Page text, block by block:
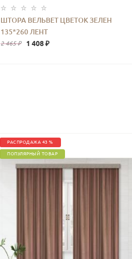
ШТОРА ВЕЛЬВЕТ ЦВЕТОК ЗЕЛЕН
135*260 ЛЕНТ
2 465 ₽ 1 408 ₽
РАСПРОДАЖА 43 %
ПОПУЛЯРНЫЙ ТОВАР